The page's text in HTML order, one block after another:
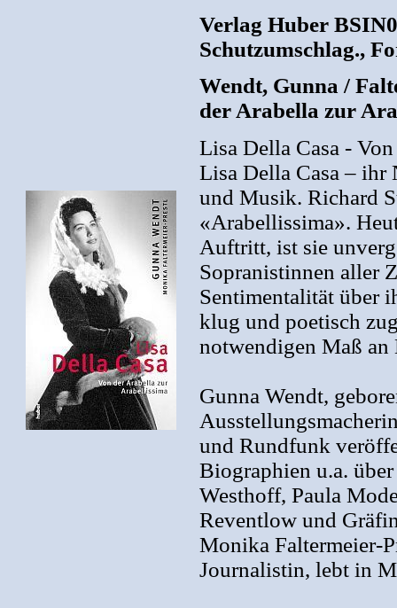
Verlag Huber
Schutzumschlag.,
Wendt, Gunna /
der Arabella zur
Lisa Della Casa -
Lisa Della Casa – ihr
und Musik. Richard
«Arabellissima».
Auftritt, ist sie
Sopranistinnen aller
Sentimentalität über
klug und poetisch
notwendigen Maß
Gunna Wendt,
und Rundfunk
Biographien u.a.
Westhoff, Paula
Reventlow und
Monika Faltermeier-
Journalistin, lebt in